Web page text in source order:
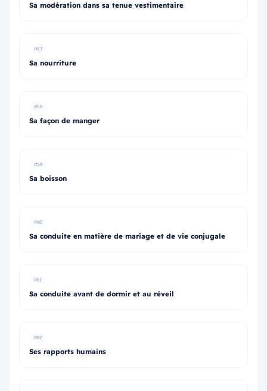
Sa modération dans sa tenue vestimentaire
#57
Sa nourriture
#58
Sa façon de manger
#59
Sa boisson
#60
Sa conduite en matière de mariage et de vie conjugale
#61
Sa conduite avant de dormir et au réveil
#62
Ses rapports humains